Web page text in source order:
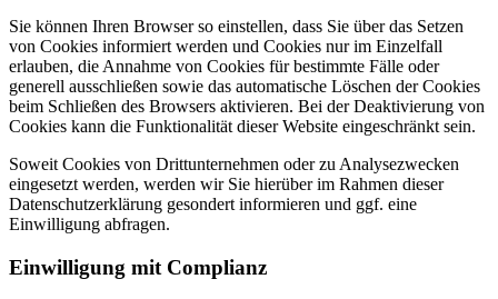
Sie können Ihren Browser so einstellen, dass Sie über das Setzen
von Cookies informiert werden und Cookies nur im Einzelfall
erlauben, die Annahme von Cookies für bestimmte Fälle oder
generell ausschließen sowie das automatische Löschen der Cookies
beim Schließen des Browsers aktivieren. Bei der Deaktivierung von
Cookies kann die Funktionalität dieser Website eingeschränkt sein.
Soweit Cookies von Drittunternehmen oder zu Analysezwecken
eingesetzt werden, werden wir Sie hierüber im Rahmen dieser
Datenschutzerklärung gesondert informieren und ggf. eine
Einwilligung abfragen.
Einwilligung mit Complianz